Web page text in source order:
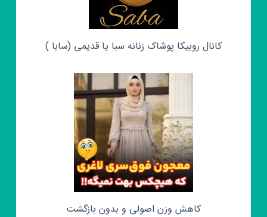
کانال روبیکا پوشاک زنانه سبا یا قدیمی (سابا )
کاهش وزن اصولی و بدون بازگشت